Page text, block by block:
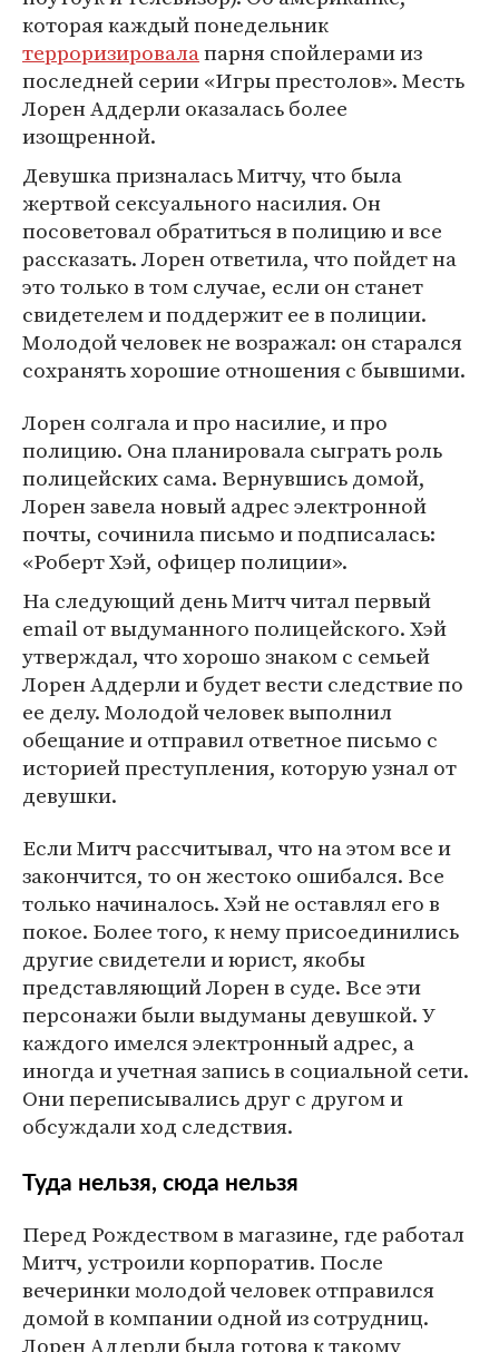
которая каждый понедельник
терроризировалапарня спойлерами из
последней серии «Игры престолов». Месть
Лорен Аддерли оказалась более
изощренной.
Девушка призналась Митчу, что была
жертвой сексуального насилия. Он
посоветовал обратиться в полицию и все
рассказать. Лорен ответила, что пойдет на
это только в том случае, если он станет
свидетелем и поддержит ее в полиции.
Молодой человек не возражал: он старался
сохранять хорошие отношения с бывшими.
Лорен солгала и про насилие, и про
полицию. Она планировала сыграть роль
полицейских сама. Вернувшись домой,
Лорен завела новый адрес электронной
почты, сочинила письмо и подписалась:
«Роберт Хэй, офицер полиции».
На следующий день Митч читал первый
email от выдуманного полицейского. Хэй
утверждал, что хорошо знаком с семьей
Лорен Аддерли и будет вести следствие по
ее делу. Молодой человек выполнил
обещание и отправил ответное письмо с
историей преступления, которую узнал от
девушки.
Если Митч рассчитывал, что на этом все и
закончится, то он жестоко ошибался. Все
только начиналось. Хэй не оставлял его в
покое. Более того, к нему присоединились
другие свидетели и юрист, якобы
представляющий Лорен в суде. Все эти
персонажи были выдуманы девушкой. У
каждого имелся электронный адрес, а
иногда и учетная запись в социальной сети.
Они переписывались друг с другом и
обсуждали ход следствия.
Туда нельзя, сюда нельзя
Перед Рождеством в магазине, где работал
Митч, устроили корпоратив. После
вечеринки молодой человек отправился
домой в компании одной из сотрудниц.
Лорен Аддерли была готова к такому